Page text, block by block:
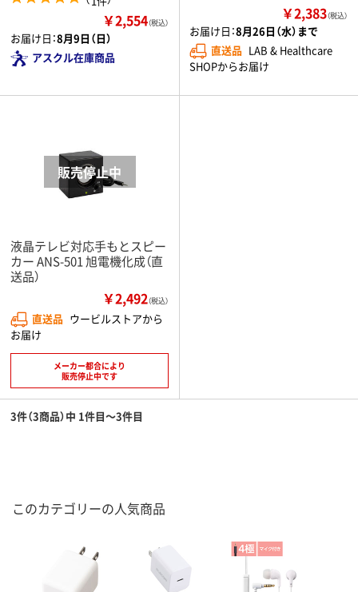
￥2,554（税込）
お届け日：8月9日（日）
アスクル在庫商品
￥2,383（税込）
お届け日：8月26日（水）まで
直送品 LAB & Healthcare
SHOPからお届け
液晶テレビ対応手もとスピー
カー ANS-501 旭電機化成（直
送品）
￥2,492（税込）
直送品 ウービルストアから
お届け
メーカー都合により
販売停止中です
3件（3商品）中 1件目～3件目
このカテゴリーの人気商品